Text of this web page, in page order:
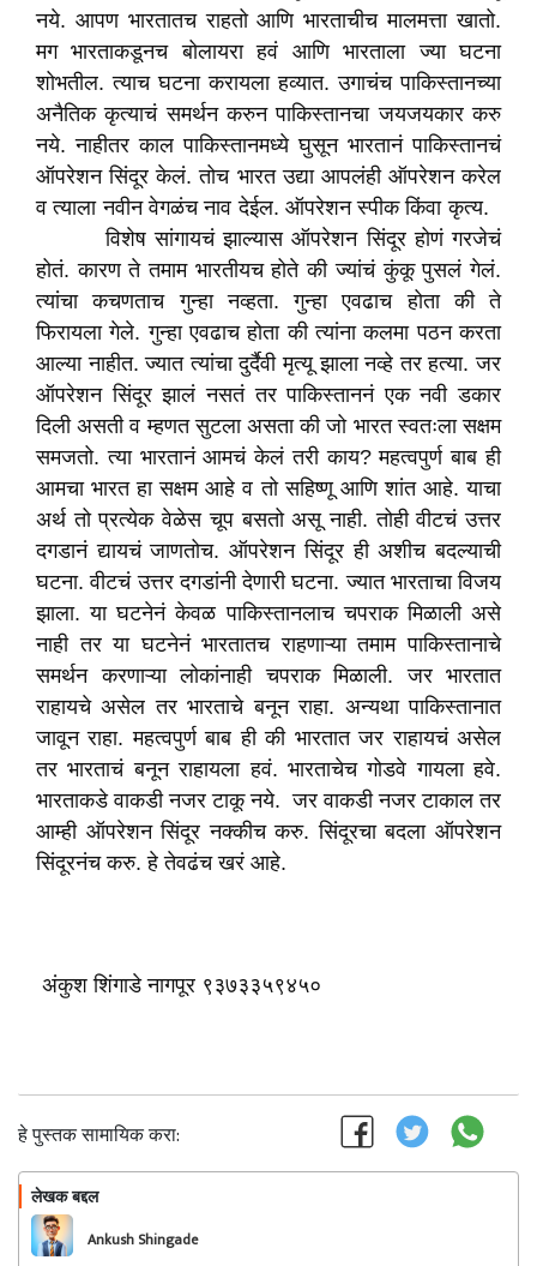
नये. आपण भारतातच राहतो आणि भारताचीच मालमत्ता खातो.
मग भारताकडूनच बोलायरा हवं आणि भारताला ज्या घटना
शोभतील. त्याच घटना करायला हव्यात. उगाचंच पाकिस्तानच्या
अनैतिक कृत्याचं समर्थन करुन पाकिस्तानचा जयजयकार करु
नये. नाहीतर काल पाकिस्तानमध्ये घुसून भारतानं पाकिस्तानचं
ऑपरेशन सिंदूर केलं. तोच भारत उद्या आपलंही ऑपरेशन करेल
व त्याला नवीन वेगळंच नाव देईल. ऑपरेशन स्पीक किंवा कृत्य.
विशेष सांगायचं झाल्यास ऑपरेशन सिंदूर होणं गरजेचं
होतं. कारण ते तमाम भारतीयच होते की ज्यांचं कुंकू पुसलं गेलं.
त्यांचा कचणताच गुन्हा नव्हता. गुन्हा एवढाच होता की ते
फिरायला गेले. गुन्हा एवढाच होता की त्यांना कलमा पठन करता
आल्या नाहीत. ज्यात त्यांचा दुर्दैवी मृत्यू झाला नव्हे तर हत्या. जर
ऑपरेशन सिंदूर झालं नसतं तर पाकिस्ताननं एक नवी डकार
दिली असती व म्हणत सुटला असता की जो भारत स्वतःला सक्षम
समजतो. त्या भारतानं आमचं केलं तरी काय? महत्वपुर्ण बाब ही
आमचा भारत हा सक्षम आहे व तो सहिष्णू आणि शांत आहे. याचा
अर्थ तो प्रत्येक वेळेस चूप बसतो असू नाही. तोही वीटचं उत्तर
दगडानं द्यायचं जाणतोच. ऑपरेशन सिंदूर ही अशीच बदल्याची
घटना. वीटचं उत्तर दगडांनी देणारी घटना. ज्यात भारताचा विजय
झाला. या घटनेनं केवळ पाकिस्तानलाच चपराक मिळाली असे
नाही तर या घटनेनं भारतातच राहणाऱ्या तमाम पाकिस्तानाचे
समर्थन करणाऱ्या लोकांनाही चपराक मिळाली. जर भारतात
राहायचे असेल तर भारताचे बनून राहा. अन्यथा पाकिस्तानात
जावून राहा. महत्वपुर्ण बाब ही की भारतात जर राहायचं असेल
तर भारताचं बनून राहायला हवं. भारताचेच गोडवे गायला हवे.
भारताकडे वाकडी नजर टाकू नये. जर वाकडी नजर टाकाल तर
आम्ही ऑपरेशन सिंदूर नक्कीच करु. सिंदूरचा बदला ऑपरेशन
सिंदूरनंच करु. हे तेवढंच खरं आहे.
अंकुश शिंगाडे नागपूर ९३७३३५९४५०
हे पुस्तक सामायिक करा:
लेखक बद्दल
Ankush Shingade